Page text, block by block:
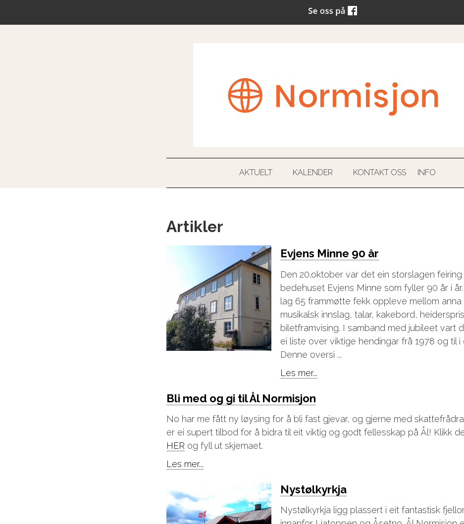
AKTUELT KALENDER KONTAKT OSS INFO
Artikler
Evjens Minne 90 år
Den 20.oktober var det ein storslagen feiring
bedehuset Evjens Minne som fyller 90 år i
lag 65 frammøtte fekk oppleve mellom anna
musikalsk innslag, talar, kakebord,
biletframvising. I samband med jubileet vart
ei liste over viktige hendingar frå 1978 og til i
Denne oversi ...
Les mer...
Bli med og gi til Ål Normisjon
No har me fått ny løysing for å bli fast gjevar, og gjerne med
er ei supert tilbod for å bidra til eit viktig og godt fellesskap på Ål! Klikk
HER og fyll ut skjemaet.
Les mer...
Nystølkyrkja
Nystølkyrkja ligg plassert i eit fantastisk